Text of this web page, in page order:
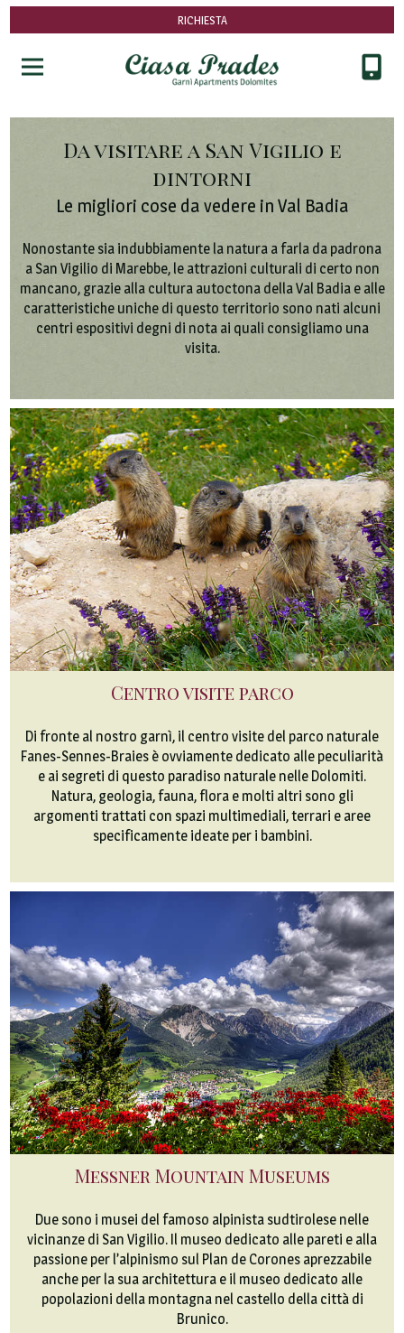
RICHIESTA
Da visitare a San Vigilio e
dintorni
Le migliori cose da vedere in Val Badia
Nonostante sia indubbiamente la natura a farla da padrona
a San Vigilio di Marebbe, le attrazioni culturali di certo non
mancano, grazie alla cultura autoctona della Val Badia e alle
caratteristiche uniche di questo territorio sono nati alcuni
centri espositivi degni di nota ai quali consigliamo una
visita.
Centro visite parco
Di fronte al nostro garnì, il centro visite del parco naturale
Fanes-Sennes-Braies è ovviamente dedicato alle peculiarità
e ai segreti di questo paradiso naturale nelle Dolomiti.
Natura, geologia, fauna, flora e molti altri sono gli
argomenti trattati con spazi multimediali, terrari e aree
specificamente ideate per i bambini.
Messner Mountain Museums
Due sono i musei del famoso alpinista sudtirolese nelle
vicinanze di San Vigilio. Il museo dedicato alle pareti e alla
passione per l’alpinismo sul Plan de Corones aprezzabile
anche per la sua architettura e il museo dedicato alle
popolazioni della montagna nel castello della città di
Brunico.